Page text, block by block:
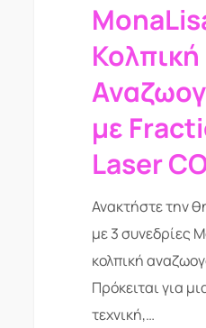
Κολπική
με
Laser
Ανακτήστε την
με 3 συνεδρίες
κολπική
Πρόκειται για
τεχνική,…